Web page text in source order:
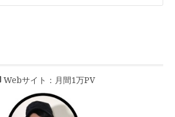
Webサイト：月間1万PV